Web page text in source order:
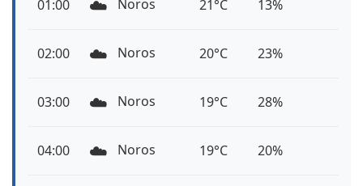
01:00 ☁️ Noros 21°C 13%
02:00 ☁️ Noros 20°C 23%
03:00 ☁️ Noros 19°C 28%
04:00 ☁️ Noros 19°C 20%